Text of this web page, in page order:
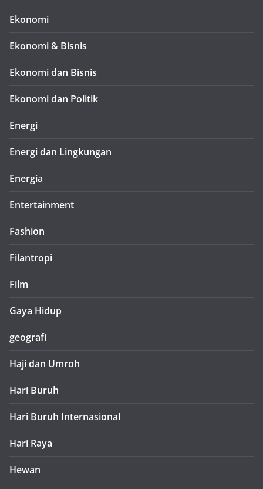
Ekonomi
Ekonomi & Bisnis
Ekonomi dan Bisnis
Ekonomi dan Politik
Energi
Energi dan Lingkungan
Energia
Entertainment
Fashion
Filantropi
Film
Gaya Hidup
geografi
Haji dan Umroh
Hari Buruh
Hari Buruh Internasional
Hari Raya
Hewan